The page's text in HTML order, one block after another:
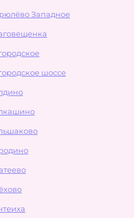
Западное
шоссе